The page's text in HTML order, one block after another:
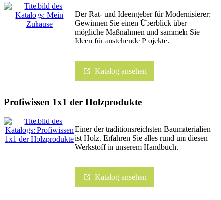
Der Rat- und Ideengeber für Modernisierer:
Gewinnen Sie einen Überblick über
mögliche Maßnahmen und sammeln Sie
Ideen für anstehende Projekte.
Katalog ansehen
Profiwissen 1x1 der Holzprodukte
Einer der traditionsreichsten Baumaterialien
ist Holz. Erfahren Sie alles rund um diesen
Werkstoff in unserem Handbuch.
Katalog ansehen